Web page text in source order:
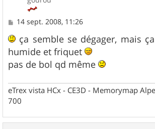
M
s
a
g
e
14 sept. 2008, 11:26
ça semble se dégager, mais
humide et friquet
pas de bol qd même
eTrex vista HCx - CE3D - Memorymap
700